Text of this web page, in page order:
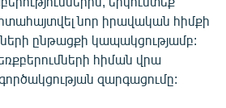
նոր իրավական հիմքի
ընթացքի կապակցությամբ:
հիման վրա
զարգացումը: